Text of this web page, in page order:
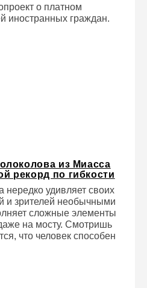
о платном
иностранных граждан.
из Миасса
рекорд по гибкости
нередко удивляет своих
и зрителей необычными
сложные элементы
на мосту. Смотришь
что человек способен